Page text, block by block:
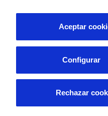
Aceptar
Configurar
Rechazar
INCIDENCIAS
Comunica anomalías o
Área de clientes